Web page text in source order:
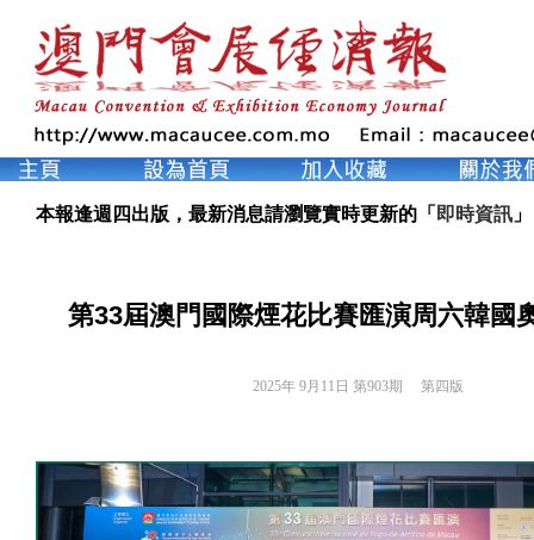
本報逢週四出版，最新消息請瀏覽實時更新的「 即時資訊 」
第33屆澳門國際煙花比賽匯演周六韓國
2025年 9月11日 第903期 第四版